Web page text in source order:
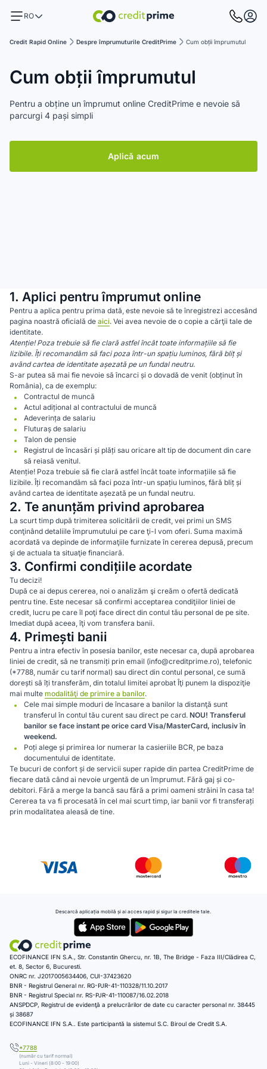
RO
Credit Rapid Online Despre împrumuturile CreditPrime Cum obții împrumutul
Cum obții împrumutul
Pentru a obține un împrumut online CreditPrime e nevoie să
parcurgi 4 pași simpli
Aplică acum
1. Aplici pentru împrumut online
Pentru a aplica pentru prima dată, este nevoie să te înregistrezi accesând
pagina noastră oficială de aici. Vei avea nevoie de o copie a cărţii tale de
identitate.
Atenție! Poza trebuie să fie clară astfel încât toate informațiile să fie
lizibile. Îți recomandăm să faci poza într-un spațiu luminos, fără bliț și
având cartea de identitate așezată pe un fundal neutru.
S-ar putea să mai fie nevoie să încarci și o dovadă de venit (obținut în
România), ca de exemplu:
Contractul de muncă
Actul adițional al contractului de muncă
Adeverința de salariu
Fluturaș de salariu
Talon de pensie
Registrul de încasări și plăți sau oricare alt tip de document din care
să reiasă venitul.
Atenție! Poza trebuie să fie clară astfel încât toate informațiile să fie
lizibile. Îți recomandăm să faci poza într-un spațiu luminos, fără bliț și
având cartea de identitate așezată pe un fundal neutru.
2. Te anunțăm privind aprobarea
La scurt timp după trimiterea solicitării de credit, vei primi un SMS
conţinând detaliile împrumutului pe care ţi-l vom oferi. Suma maximă
acordată va depinde de informaţiile furnizate în cererea depusă, precum
şi de actuala ta situaţie financiară.
3. Confirmi condițiile acordate
Tu decizi!
După ce ai depus cererea, noi o analizăm şi creăm o ofertă dedicată
pentru tine. Este necesar să confirmi acceptarea condiţiilor liniei de
credit, lucru pe care îl poţi face direct din contul tău personal de pe site.
Imediat după aceea, îţi vom transfera banii.
4. Primești banii
Pentru a intra efectiv în posesia banilor, este necesar ca, după aprobarea
liniei de credit, să ne transmiți prin email (info@creditprime.ro), telefonic
(*7788, număr cu tarif normal) sau direct din contul personal, ce sumă
dorești să îți transferăm, din totalul limitei aprobat Îţi punem la dispoziţie
mai multe modalităţi de primire a banilor.
Cele mai simple moduri de încasare a banilor la distanţă sunt
transferul în contul tău curent sau direct pe card. NOU! Transferul
banilor se face instant pe orice card Visa/MasterCard, inclusiv în
weekend.
Poți alege și primirea lor numerar la casieriile BCR, pe baza
documentului de identitate.
Te bucuri de confort și de servicii super rapide din partea CreditPrime de
fiecare dată când ai nevoie urgentă de un împrumut. Fără gaj și co-
debitori. Fără a merge la bancă sau fără a primi oameni străini în casa ta!
Cererea ta va fi procesată în cel mai scurt timp, iar banii vor fi transferați
prin modalitatea aleasă de tine.
ECOFINANCE IFN S.A., Str. Constantin Ghercu, nr. 1B, The Bridge - Faza III/Clădirea C,
et. 8, Sector 6, Bucuresti.
ONRC nr. J2017005634406, CUI-37423620
BNR - Registrul General nr. RG-PJR-41-110328/11.10.2017
BNR - Registrul Special nr. RS-PJR-41-110087/16.02.2018
ANSPDCP, Registrul de evidenţă a prelucrărilor de date cu caracter personal nr. 38445
și 38687
ECOFINANCE IFN S.A.. Este participantă la sistemul S.C. Biroul de Credit S.A.
Descarcă aplicația mobilă și ai acces rapid și sigur la creditele tale.
*7788
(număr cu tarif normal)
Luni - Vineri (8:00 - 19:00)